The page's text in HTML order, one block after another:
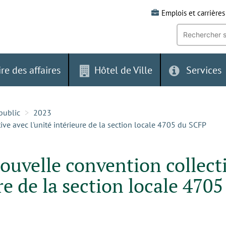
Emplois et carrières
Recherche
mot-
clé:
des affaires Hôtel de Ville Services
2023
avec l'unité intérieure de la section locale 4705 du SCFP
convention
de la section locale